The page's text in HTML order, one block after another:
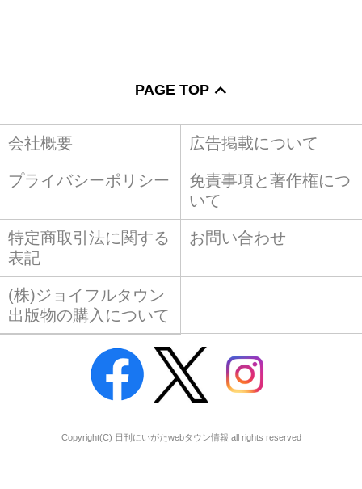
PAGE TOP
会社概要 広告掲載について
プライバシーポリシー
免責事項と著作権につ
いて
特定商取引法に関する
表記
お問い合わせ
(株)ジョイフルタウン
出版物の購入について
Copyright(C) 日刊にいがたwebタウン情報 all rights reserved